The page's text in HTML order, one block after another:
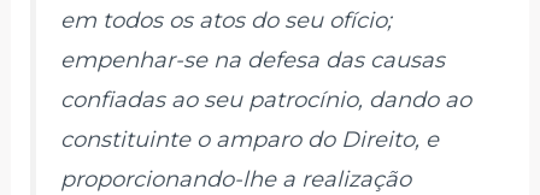
em todos os atos do seu ofício;
empenhar-se na defesa das causas
confiadas ao seu patrocínio, dando ao
constituinte o amparo do Direito, e
proporcionando-lhe a realização